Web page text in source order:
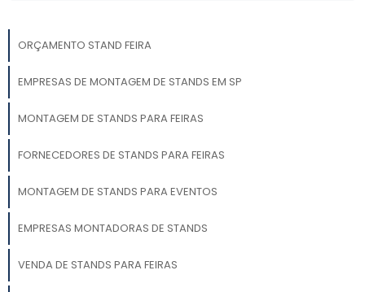
ORÇAMENTO STAND FEIRA
EMPRESAS DE MONTAGEM DE STANDS EM SP
MONTAGEM DE STANDS PARA FEIRAS
FORNECEDORES DE STANDS PARA FEIRAS
MONTAGEM DE STANDS PARA EVENTOS
EMPRESAS MONTADORAS DE STANDS
VENDA DE STANDS PARA FEIRAS